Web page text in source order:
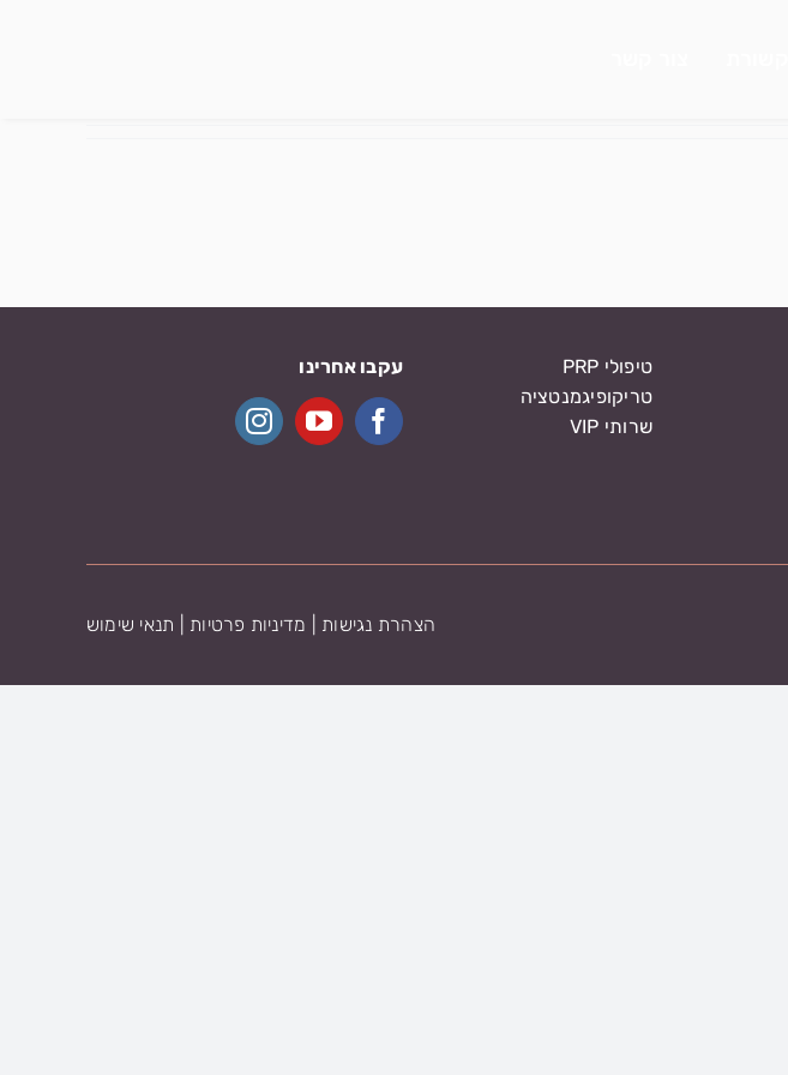
טיפולי PRP
טריקופיגמנטציה
שרותי VIP
עקבו אחרינו
הצהרת נגישות מדיניות פרטיות תנאי שימוש